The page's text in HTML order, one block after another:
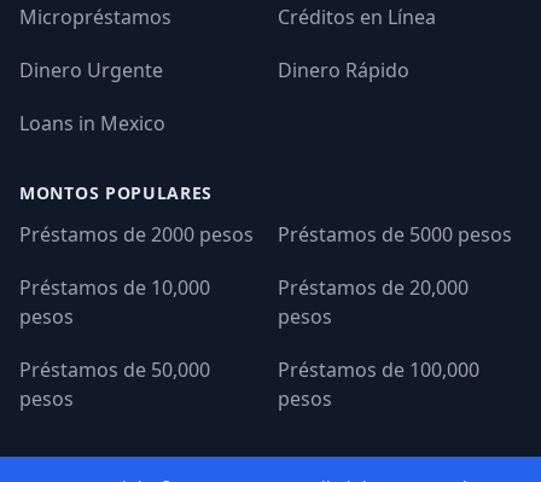
Micropréstamos
Créditos en Línea
Dinero Urgente
Dinero Rápido
Loans in Mexico
MONTOS POPULARES
Préstamos de 2000 pesos
Préstamos de 5000 pesos
Préstamos de 10,000
pesos
Préstamos de 20,000
pesos
Préstamos de 50,000
pesos
Préstamos de 100,000
pesos